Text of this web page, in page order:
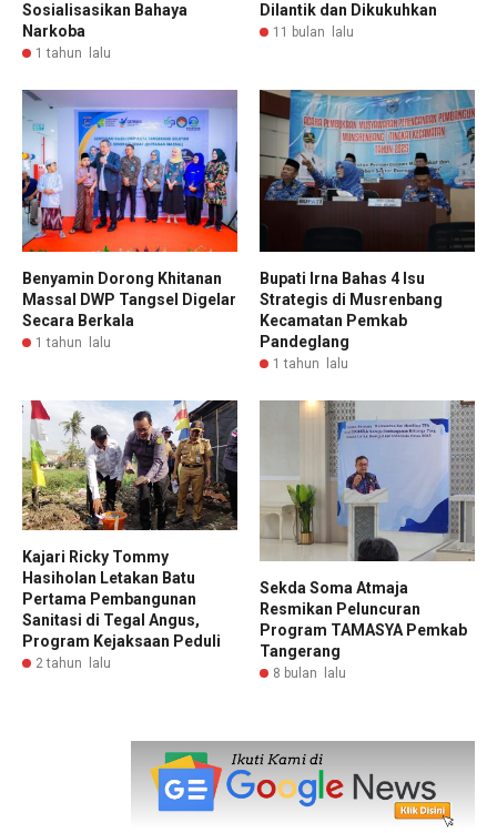
Sosialisasikan Bahaya
Narkoba
1 tahun lalu
Dilantik dan Dikukuhkan
11 bulan lalu
Benyamin Dorong Khitanan
Massal DWP Tangsel Digelar
Secara Berkala
1 tahun lalu
Bupati Irna Bahas 4 Isu
Strategis di Musrenbang
Kecamatan Pemkab
Pandeglang
1 tahun lalu
Kajari Ricky Tommy
Hasiholan Letakan Batu
Pertama Pembangunan
Sanitasi di Tegal Angus,
Program Kejaksaan Peduli
2 tahun lalu
Sekda Soma Atmaja
Resmikan Peluncuran
Program TAMASYA Pemkab
Tangerang
8 bulan lalu